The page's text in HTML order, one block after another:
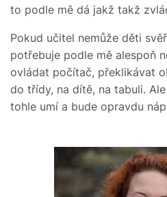
to podle mě dá jakž takž
Pokud učitel nemůže děti
potřebuje podle mě alespoň
ovládat počítač, překlikávat
do třídy, na dítě, na tabuli.
tohle umí a bude opravdu